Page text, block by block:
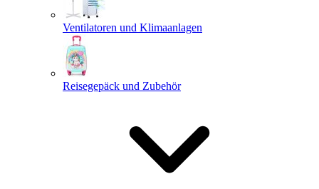
Ventilatoren und Klimaanlagen
Reisegepäck und Zubehör